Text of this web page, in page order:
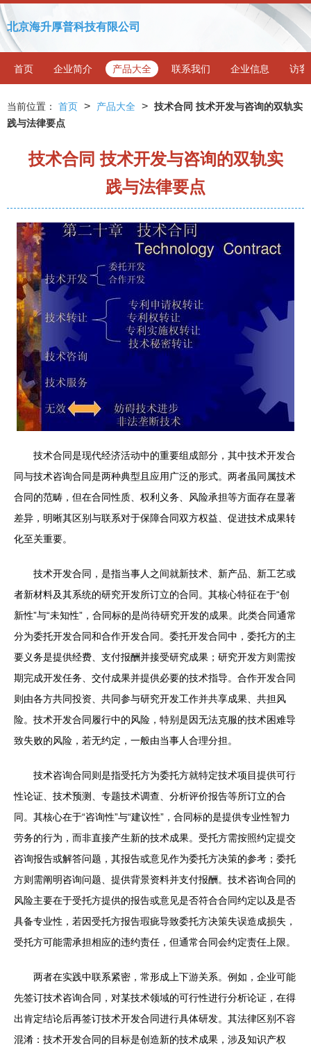
北京海升厚普科技有限公司
首页 企业简介 产品大全 联系我们 企业信息 访客
当前位置： 首页 > 产品大全 > 技术合同 技术开发与咨询的双轨实
践与法律要点
技术合同 技术开发与咨询的双轨实
践与法律要点
技术合同是现代经济活动中的重要组成部分，其中技术开发合
同与技术咨询合同是两种典型且应用广泛的形式。两者虽同属技术
合同的范畴，但在合同性质、权利义务、风险承担等方面存在显著
差异，明晰其区别与联系对于保障合同双方权益、促进技术成果转
化至关重要。
技术开发合同，是指当事人之间就新技术、新产品、新工艺或
者新材料及其系统的研究开发所订立的合同。其核心特征在于“创
新性”与“未知性”，合同标的是尚待研究开发的成果。此类合同通常
分为委托开发合同和合作开发合同。委托开发合同中，委托方的主
要义务是提供经费、支付报酬并接受研究成果；研究开发方则需按
期完成开发任务、交付成果并提供必要的技术指导。合作开发合同
则由各方共同投资、共同参与研究开发工作并共享成果、共担风
险。技术开发合同履行中的风险，特别是因无法克服的技术困难导
致失败的风险，若无约定，一般由当事人合理分担。
技术咨询合同则是指受托方为委托方就特定技术项目提供可行
性论证、技术预测、专题技术调查、分析评价报告等所订立的合
同。其核心在于“咨询性”与“建议性”，合同标的是提供专业性智力
劳务的行为，而非直接产生新的技术成果。受托方需按照约定提交
咨询报告或解答问题，其报告或意见作为委托方决策的参考；委托
方则需阐明咨询问题、提供背景资料并支付报酬。技术咨询合同的
风险主要在于受托方提供的报告或意见是否符合合同约定以及是否
具备专业性，若因受托方报告瑕疵导致委托方决策失误造成损失，
受托方可能需承担相应的违约责任，但通常合同会约定责任上限。
两者在实践中联系紧密，常形成上下游关系。例如，企业可能
先签订技术咨询合同，对某技术领域的可行性进行分析论证，在得
出肯定结论后再签订技术开发合同进行具体研发。其法律区别不容
混淆：技术开发合同的目标是创造新的技术成果，涉及知识产权